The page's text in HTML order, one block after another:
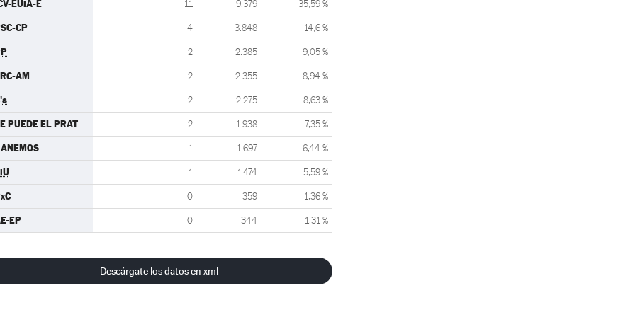
EUiA-E 11 9.379 35,59 %
CP 4 3.848 14,6 %
2 2.385 9,05 %
AM 2 2.355 8,94 %
2 2.275 8,63 %
PUEDE EL PRAT 2 1.938 7,35 %
1 1.697 6,44 %
1 1.474 5,59 %
0 359 1,36 %
EP 0 344 1,31 %
Descárgate los datos en xml